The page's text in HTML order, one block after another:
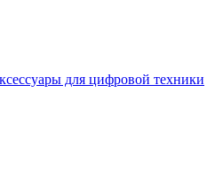
для цифровой техники